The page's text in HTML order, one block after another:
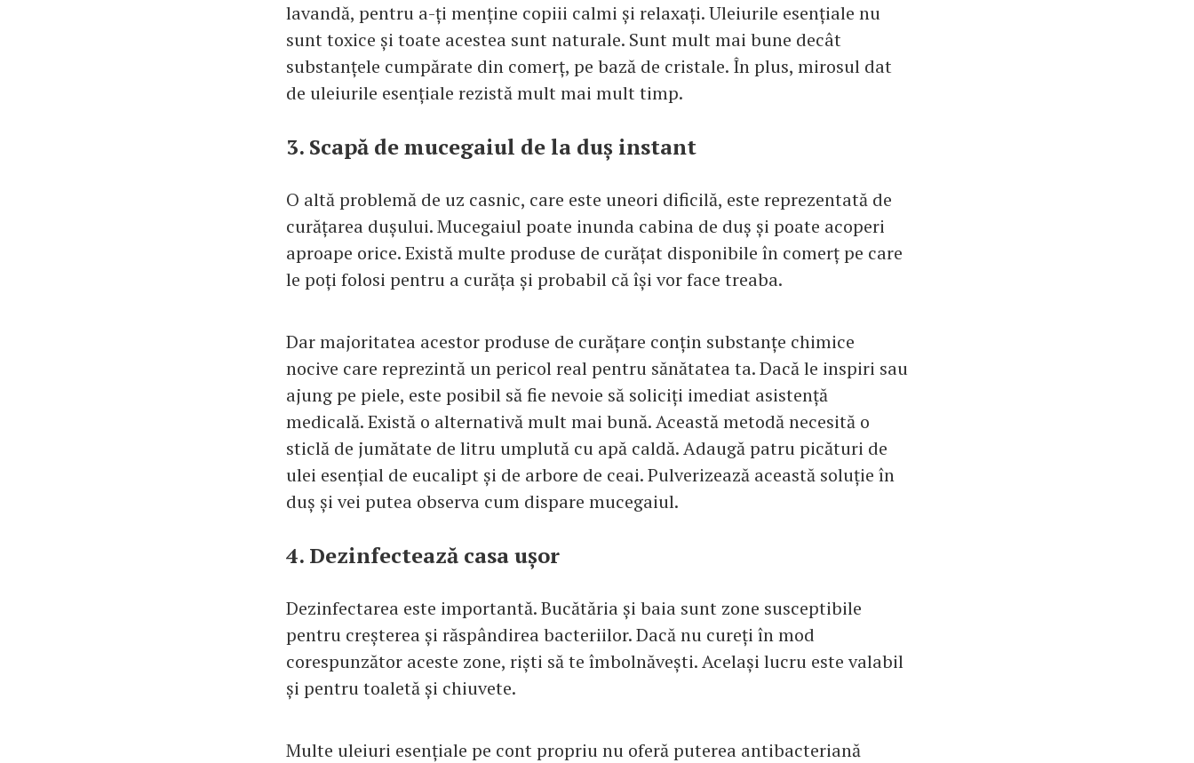
lavandă, pentru a-ți menține copiii calmi și relaxați. Uleiurile esențiale nu
sunt toxice și toate acestea sunt naturale. Sunt mult mai bune decât
substanțele cumpărate din comerț, pe bază de cristale. În plus, mirosul dat
de uleiurile esențiale rezistă mult mai mult timp.
3. Scapă de mucegaiul de la duș instant
O altă problemă de uz casnic, care este uneori dificilă, este reprezentată de
curățarea dușului. Mucegaiul poate inunda cabina de duș și poate acoperi
aproape orice. Există multe produse de curățat disponibile în comerț pe care
le poți folosi pentru a curăța și probabil că își vor face treaba.
Dar majoritatea acestor produse de curățare conțin substanțe chimice
nocive care reprezintă un pericol real pentru sănătatea ta. Dacă le inspiri sau
ajung pe piele, este posibil să fie nevoie să soliciți imediat asistență
medicală. Există o alternativă mult mai bună. Această metodă necesită o
sticlă de jumătate de litru umplută cu apă caldă. Adaugă patru picături de
ulei esențial de eucalipt și de arbore de ceai. Pulverizează această soluție în
duș și vei putea observa cum dispare mucegaiul.
4. Dezinfectează casa ușor
Dezinfectarea este importantă. Bucătăria și baia sunt zone susceptibile
pentru creșterea și răspândirea bacteriilor. Dacă nu cureți în mod
corespunzător aceste zone, riști să te îmbolnăvești. Același lucru este valabil
și pentru toaletă și chiuvete.
Multe uleiuri esențiale pe cont propriu nu oferă puterea antibacteriană